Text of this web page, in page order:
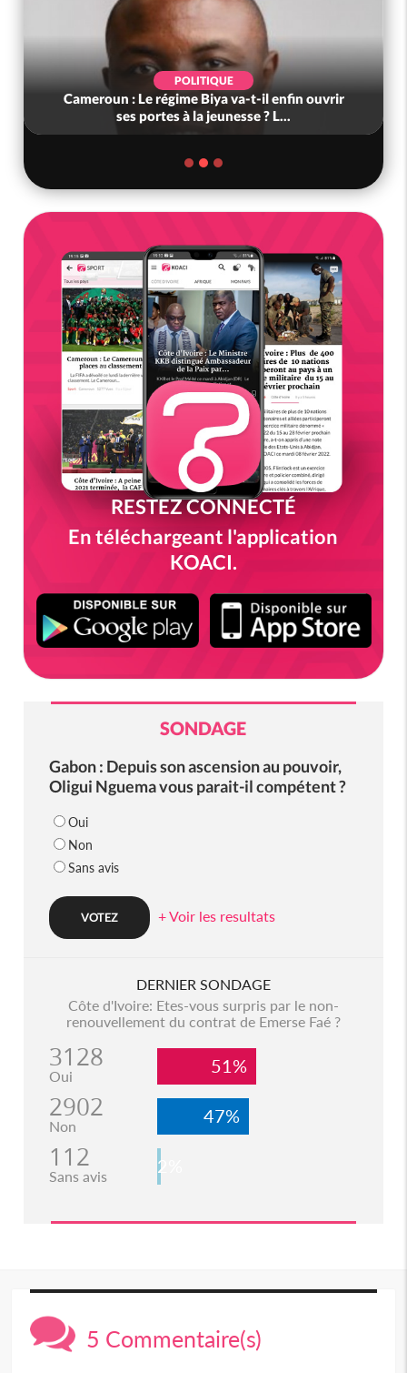
POLITIQUE
: Le régime Biya va-t-il enfin ouvrir
portes à la jeunesse ? L...
Côte d'Ivoire :
RESTEZ CONNECTÉ
En téléchargeant l'application
KOACI.
SONDAGE
Gabon : Depuis son ascension au pouvoir,
Oligui Nguema vous parait-il compétent ?
Oui
Non
Sans avis
+ Voir les resultats
DERNIER SONDAGE
Côte d'Ivoire: Etes-vous surpris par le non-
renouvellement du contrat de Emerse Faé ?
3128
Oui 51%
2902
Non 47%
112
Sans avis 2%
5 Commentaire(s)